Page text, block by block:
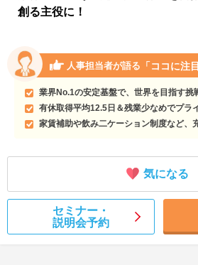
創る主役に！
人事担当者が語る 「ココに注
業界No.1の安定基盤で、世界を目指す挑
有休取得平均12.5日＆残業少なめでプラ
家賃補助や飲み二ケーション制度など、
気になる
セミナー・
説明会予約